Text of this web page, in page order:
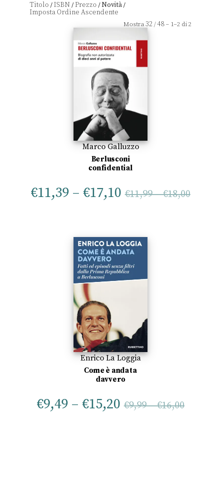
Titolo /ISBN /Prezzo /Novità/
Mostra32/48– 1–2 di 2
Marco Galluzzo
Berlusconi
confidential
€11,39 – €17,10 €11,99–€18,00
Enrico La Loggia
Come è andata
davvero
€9,49 – €15,20 €9,99–€16,00